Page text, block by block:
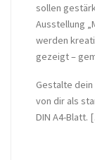
sollen
Ausstellung
werden
gezeigt –
Gestalte
von dir als
DIN A4-Blatt.